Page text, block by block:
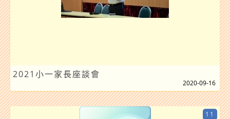
2021小一家長座談會
2020-09-16
11